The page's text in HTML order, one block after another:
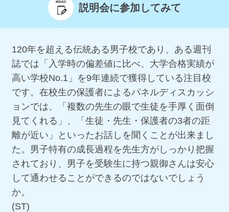
説明会に参加してみて
120年を超える伝統ある男子校であり、ある週刊
誌では「入学時の偏差値に比べ、大学合格実績が
高い学校No.1」を9年連続で獲得している注目校
です。在校生の保護者によるパネルディスカッシ
ョンでは、「複数の先生の眼で生徒を手厚く面倒
見てくれる」、「生徒・先生・保護者の3者の距
離が近い」といったお話しを聞くことが出来まし
た。男子特有の成長過程を先生方がしっかり把握
されており、男子を受験生に持つ親御さんは安心
して通わせることができるのではないでしょう
か。
(ST)